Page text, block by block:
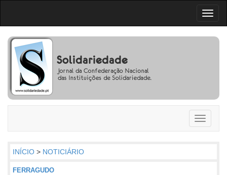
Toggle
INÍCIO > NOTICIÁRIO
FERRAGUDO